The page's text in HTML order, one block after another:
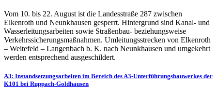
Vom 10. bis 22. August ist die Landesstraße 287 zwischen
Elkenroth und Neunkhausen gesperrt. Hintergrund sind Kanal- und
Wasserleitungsarbeiten sowie Straßenbau- beziehungsweise
Verkehrssicherungsmaßnahmen. Umleitungsstrecken von Elkenroth
– Weitefeld – Langenbach b. K. nach Neunkhausen und umgekehrt
werden entsprechend ausgeschildert.
A3: Instandsetzungsarbeiten im Bereich des A3-Unterführungsbauwerkes der
K101 bei Ruppach-Goldhausen